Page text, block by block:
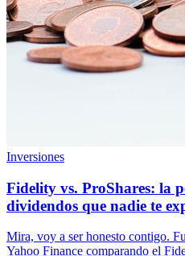
Inversiones
Fidelity vs. ProShares: la
dividendos que nadie te
Mira, voy a ser honesto contigo.
Yahoo Finance comparando el